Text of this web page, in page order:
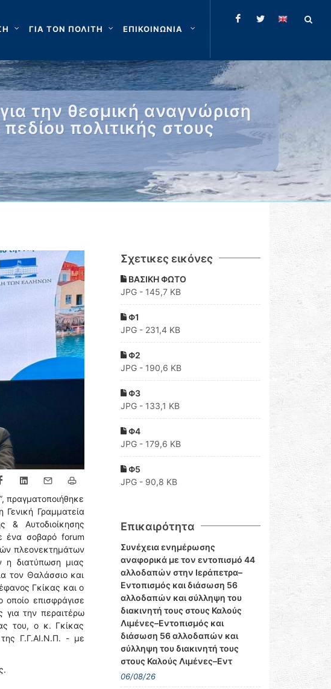
ΓΙΑ ΤΟΝ ΠΟΛΙΤΗ ΕΠΙΚΟΙΝΩΝΙΑ
την θεσμική αναγνώριση
πολιτικής στους
πραγματοποιήθηκε
Γενική Γραμματεία
& Αυτοδιοίκησης
ένα σοβαρό forum
πλεονεκτημάτων
η διατύπωση μιας
τον Θαλάσσιο και
Γκίκας και ο
επισφράγισε
για την περαιτέρω
του, ο κ. Γκίκας
της Γ.Γ.ΑΙ.Ν.Π. - με
Σχετικες εικόνες
ΒΑΣΙΚΗ ΦΩΤΟ
JPG - 145,7 KB
Φ1
JPG - 231,4 KB
Φ2
JPG - 190,6 KB
Φ3
JPG - 133,1 KB
Φ4
JPG - 179,6 KB
Φ5
JPG - 90,8 KB
Επικαιρότητα
Συνέχεια ενημέρωσης
αναφορικά με τον εντοπισμό 44
αλλοδαπών στην Ιεράπετρα–
Εντοπισμός και διάσωση 56
αλλοδαπών και σύλληψη του
διακινητή τους στους Καλούς
Λιμένες–Εντοπισμός και
διάσωση 56 αλλοδαπών και
σύλληψη του διακινητή τους
στους Καλούς Λιμένες–Εντ
06/08/26